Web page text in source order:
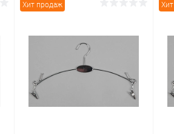
В избранное В наличии
Хит продаж